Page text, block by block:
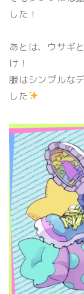
した！
あとは、ウサギ
け！
服はシンプルな
した